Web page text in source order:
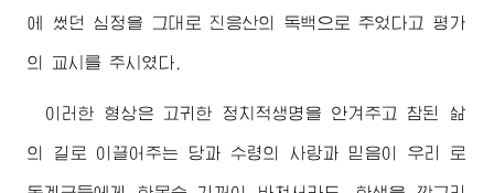
에 썼던 심정을 그대로 진응산의 독백으로 주었다고 평가
의 교시를 주시였다.
이러한 형상은 고귀한 정치적생명을 안겨주고 참된 삶
의 길로 이끌어주는 당과 수령의 사랑과 믿음이 우리 로